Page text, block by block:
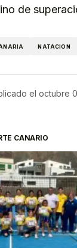
de
NATACION
el octubre
CANARIO